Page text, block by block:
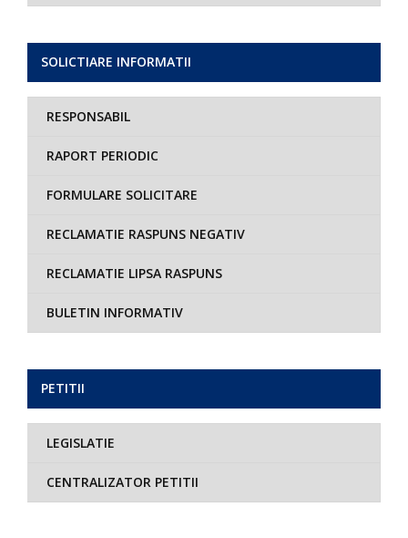
SOLICTIARE INFORMATII
RESPONSABIL
RAPORT PERIODIC
FORMULARE SOLICITARE
RECLAMATIE RASPUNS NEGATIV
RECLAMATIE LIPSA RASPUNS
BULETIN INFORMATIV
PETITII
LEGISLATIE
CENTRALIZATOR PETITII